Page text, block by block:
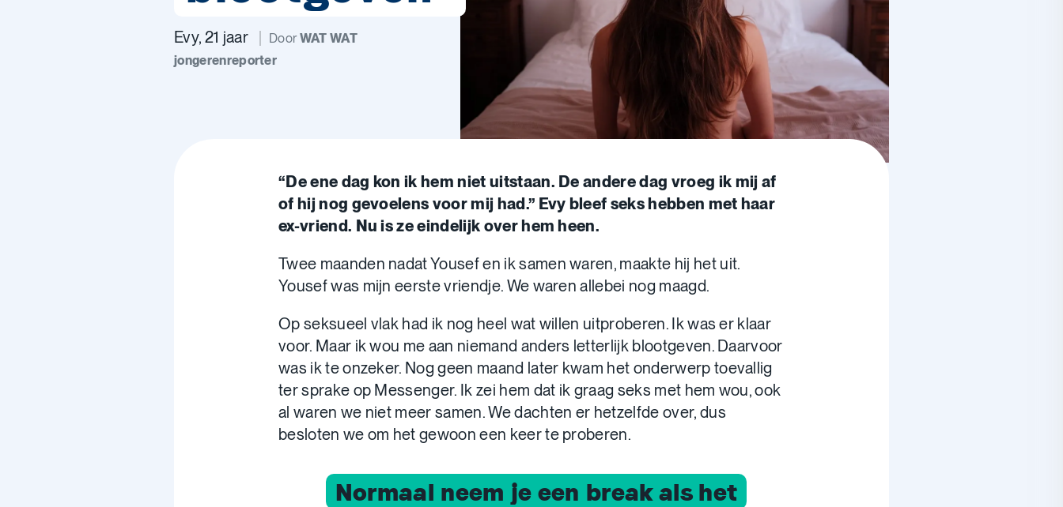
Evy, 21 jaar DoorWAT WAT
jongerenreporter
“De ene dag kon ik hem niet uitstaan. De andere dag vroeg ik mij af
of hij nog gevoelens voor mij had.” Evy bleef seks hebben met haar
ex-vriend. Nu is ze eindelijk over hem heen.
Twee maanden nadat Yousef en ik samen waren, maakte hij het uit.
Yousef was mijn eerste vriendje. We waren allebei nog maagd.
Op seksueel vlak had ik nog heel wat willen uitproberen. Ik was er klaar
voor. Maar ik wou me aan niemand anders letterlijk blootgeven. Daarvoor
was ik te onzeker. Nog geen maand later kwam het onderwerp toevallig
ter sprake op Messenger. Ik zei hem dat ik graag seks met hem wou, ook
al waren we niet meer samen. We dachten er hetzelfde over, dus
besloten we om het gewoon een keer te proberen.
Normaal neem je een break als het